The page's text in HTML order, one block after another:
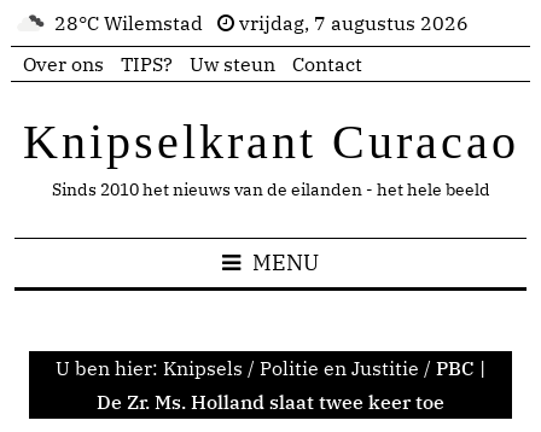
28°C Wilemstad
vrijdag, 7 augustus 2026
Over ons
TIPS? Uw steun Contact
Knipselkrant Curacao
Sinds 2010 het nieuws van de eilanden - het hele beeld
MENU
U ben hier: Knipsels / Politie en Justitie / PBC |
De Zr. Ms. Holland slaat twee keer toe